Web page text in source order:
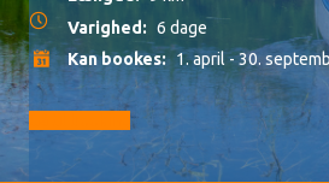
Varighed: 6 dage
Kan bookes: 1. april - 30.